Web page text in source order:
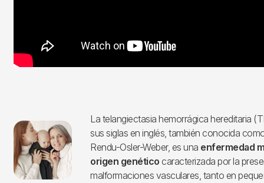
Imagen
La telangiectasia hemorrágica hereditaria
sus siglas en inglés, también conocida
Rendu-Osler-Weber, es una enfermedad
origen genético caracterizada por la
malformaciones vasculares, tanto en